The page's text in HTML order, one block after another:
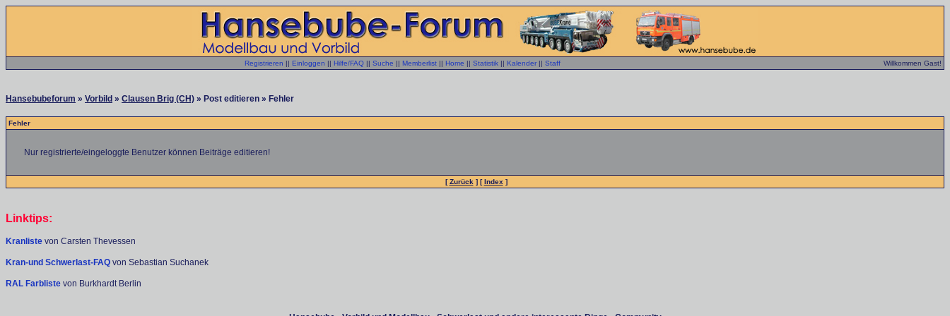
Registrieren || Einloggen || Hilfe/FAQ || Suche || Memberlist || Home || Statistik || Kalender || Staff Willkommen Gast!
Hansebubeforum » Vorbild » Clausen Brig (CH) » Post editieren » Fehler
Fehler
Nur registrierte/eingeloggte Benutzer können Beiträge editieren!
[Zurück ] [Index ]
Linktips:
Kranliste von Carsten Thevessen
Kran-und Schwerlast-FAQ von Sebastian Suchanek
RAL Farbliste von Burkhardt Berlin